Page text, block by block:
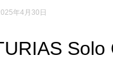
年4月30日
Solo